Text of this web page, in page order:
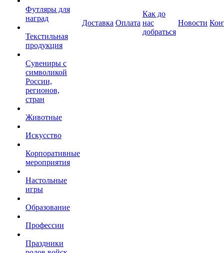
Футляры для
наград
Текстильная
продукция
Сувениры с
символикой
России,
регионов,
стран
Животные
Искусство
Корпоративные
мероприятия
Настольные
игры
Образование
Профессии
Праздники
Доставка Оплата
Как до
нас
добраться
Новости